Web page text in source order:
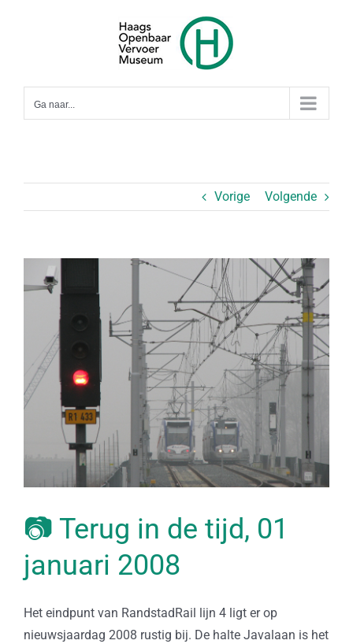
Ga naar...
Vorige Volgende
Bekijk
grotere
afbeelding
📷 Terug in de tijd, 01
januari 2008
Het eindpunt van RandstadRail lijn 4 ligt er op
nieuwsjaardag 2008 rustig bij. De halte Javalaan is het